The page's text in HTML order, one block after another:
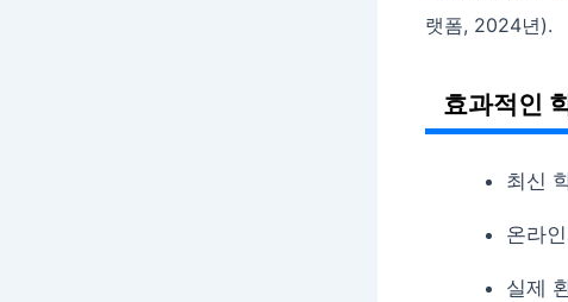
랫폼, 2024년).
효과적인
최신
온라
실제